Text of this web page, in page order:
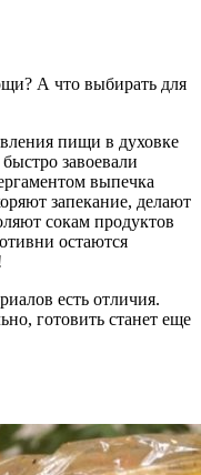
А что выбирать для
пищи в духовке
завоевали
выпечка
запекание, делают
сокам продуктов
остаются
есть отличия.
готовить станет еще